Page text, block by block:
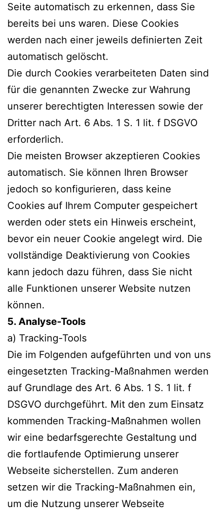
Seite automatisch zu erkennen, dass Sie
bereits bei uns waren. Diese Cookies
werden nach einer jeweils definierten Zeit
automatisch gelöscht.
Die durch Cookies verarbeiteten Daten sind
für die genannten Zwecke zur Wahrung
unserer berechtigten Interessen sowie der
Dritter nach Art. 6 Abs. 1 S. 1 lit. f DSGVO
erforderlich.
Die meisten Browser akzeptieren Cookies
automatisch. Sie können Ihren Browser
jedoch so konfigurieren, dass keine
Cookies auf Ihrem Computer gespeichert
werden oder stets ein Hinweis erscheint,
bevor ein neuer Cookie angelegt wird. Die
vollständige Deaktivierung von Cookies
kann jedoch dazu führen, dass Sie nicht
alle Funktionen unserer Website nutzen
können.
5. Analyse-Tools
a) Tracking-Tools
Die im Folgenden aufgeführten und von uns
eingesetzten Tracking-Maßnahmen werden
auf Grundlage des Art. 6 Abs. 1 S. 1 lit. f
DSGVO durchgeführt. Mit den zum Einsatz
kommenden Tracking-Maßnahmen wollen
wir eine bedarfsgerechte Gestaltung und
die fortlaufende Optimierung unserer
Webseite sicherstellen. Zum anderen
setzen wir die Tracking-Maßnahmen ein,
um die Nutzung unserer Webseite